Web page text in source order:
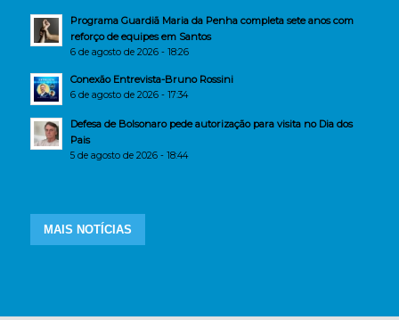
Programa Guardiã Maria da Penha completa sete anos com
reforço de equipes em Santos
6 de agosto de 2026 - 18:26
Conexão Entrevista-Bruno Rossini
6 de agosto de 2026 - 17:34
Defesa de Bolsonaro pede autorização para visita no Dia dos
Pais
5 de agosto de 2026 - 18:44
MAIS NOTÍCIAS